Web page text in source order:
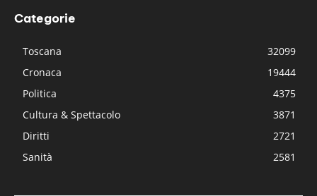
Categorie
Toscana
32099
Cronaca
19444
Politica
4375
Cultura & Spettacolo
3871
Diritti
2721
Sanità
2581